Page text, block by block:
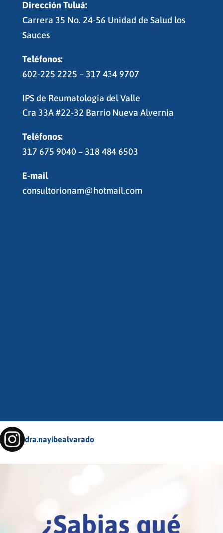
Dirección Tuluá:
Carrera 35 No. 24-56 Unidad de Salud los
Sauces
Teléfonos:
602-225 2225 – 317 434 9707
IPS de Reumatología del Valle
Cra 33A #22-32 Barrio Nueva Alvernia
Teléfonos:
317 675 9040 – 318 484 6503
E-mail
consultorionam@hotmail.com
dra.nayibealvarado